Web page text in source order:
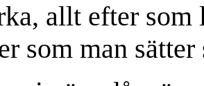
allt efter som
som man